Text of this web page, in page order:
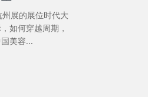
展的展位时代大
如何穿越周期，
美容...